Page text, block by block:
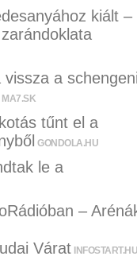
kiált –
a
MA7.SK
tűnt el a
GONDOLA.HU
le a
–
Várat INFOSTART.HU